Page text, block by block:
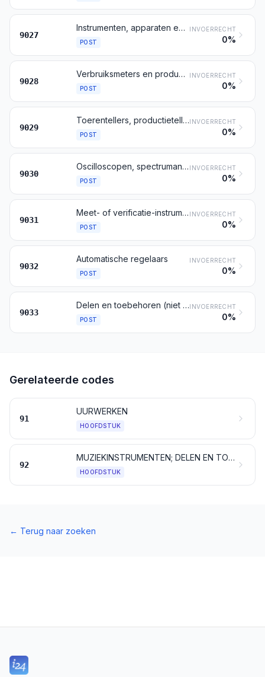
9027
Instrumenten, apparaten en toestellen voor natuurkundige of scheikundige analyse (bijvoorbeeld polarimeters, refractometers, spectrometers, analysetoestellen voor gassen of voor rook); instrumenten, apparaten en toestellen voor het meten of het verifiëren van de viscositeit, de poreusheid, de uitzetting, de oppervlaktespanning en dergelijke; instrumenten, apparaten en toestellen voor het meten of het verifiëren van hoeveelheden warmte, geluid of licht (belichtingsmeters daaronder begrepen); microtomen
POST
INVOERRECHT
0%
9028
Verbruiksmeters en productiemeters voor gassen, voor vloeistoffen of voor elektriciteit, standaardmeters daaronder begrepen
POST
INVOERRECHT
0%
9029
Toerentellers, productietellers, taximeters, kilometertellers, schredentellers en dergelijke; snelheidsmeters en tachometers, andere dan die bedoeld bij de posten 9014 en 9015; stroboscopen
POST
INVOERRECHT
0%
9030
Oscilloscopen, spectrumanalysetoestellen en andere instrumenten, apparaten en toestellen voor het meten of het verifiëren van elektrische grootheden, andere dan meters van post 9028; meet- en detectietoestellen en -instrumenten voor alfa-, bèta- en gammastralen, röntgenstralen, kosmische stralen en andere ioniserende stralen
POST
INVOERRECHT
0%
9031
Meet- of verificatie-instrumenten, -apparaten, -toestellen en -machines, niet genoemd of niet begrepen onder andere posten van dit hoofdstuk; profielprojectietoestellen
POST
INVOERRECHT
0%
9032
Automatische regelaars
POST
INVOERRECHT
0%
9033
Delen en toebehoren (niet genoemd of niet begrepen onder andere posten van dit hoofdstuk) van machines, apparaten, toestellen, instrumenten of artikelen bedoeld bij dit hoofdstuk
POST
INVOERRECHT
0%
Gerelateerde codes
91
UURWERKEN
HOOFDSTUK
92
MUZIEKINSTRUMENTEN; DELEN EN TOEBEHOREN VAN MUZIEKINSTRUMENTEN
HOOFDSTUK
← Terug naar zoeken